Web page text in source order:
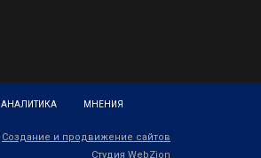
АНАЛИТИКА МНЕНИЯ
Создание и продвижение сайтов
Студия WebZion